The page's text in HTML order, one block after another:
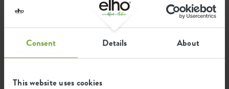
Consent Details About
This website uses cookies
Vous trouverez ci-dessous toutes sortes de bacs à plantes
ou jardinières différent(e)s pour l'intérieur. Choisissez celui
que vous préférez parmi les modèles de différents types et
tailles et ajoutez de la verdure à votre environnement.
4 artikelen